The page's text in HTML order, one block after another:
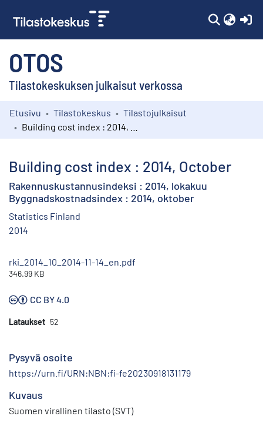
OTOS
Tilastokeskuksen julkaisut verkossa
Kokoelmat
Etusivu Tilastokeskus
Tilastojulkaisut
Building cost index : 2014, October
Rakennuskustannusindeksi : 2014, lokakuu
Byggnadskostnadsindex : 2014, oktober
Statistics Finland
2014
rki_2014_10_2014-11-14_en.pdf
346.99 KB
CC BY 4.0
Lataukset 52
Pysyvä osoite
https://urn.fi/URN:NBN:fi-fe20230918131179
Kuvaus
Suomen virallinen tilasto (SVT)